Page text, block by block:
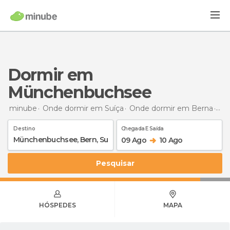
Dormir em
Münchenbuchsee
minube Onde dormir em Suíça Onde dormir em Berna
Destino Chegada E Saída
09 Ago 10 Ago
Pesquisar
HÓSPEDES MAPA